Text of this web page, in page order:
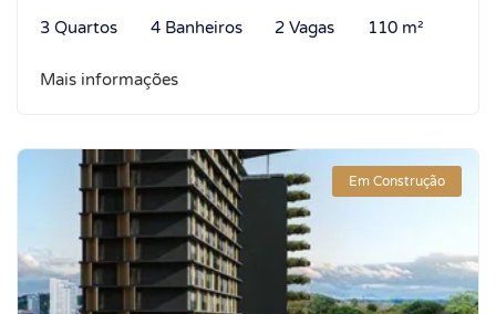
3 Quartos 4 Banheiros 2 Vagas 110 m²
Mais informações
Em Construção